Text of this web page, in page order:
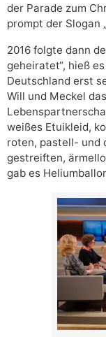
der Parade zum
prompt der Slogan
2016 folgte dann
geheiratet“, hieß
Deutschland erst
Will und Meckel
weißes Etuikleid,
roten, pastell- und
gestreiften,
gab es